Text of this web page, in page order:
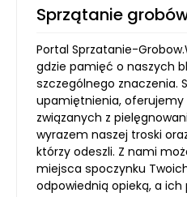
Sprzątanie
Portal Sprzatanie-
gdzie pamięć o naszych
szczególnego znaczenia.
upamiętnienia, oferujemy
związanych z
wyrazem naszej troski
którzy odeszli. Z nami
miejsca spoczynku
odpowiednią opieką, a